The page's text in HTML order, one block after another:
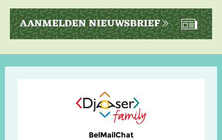
AANMELDEN NIEUWSBRIEF
BelMailChat